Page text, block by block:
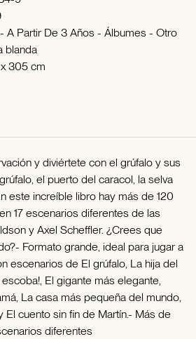
A Partir De 3 Años - Álbumes - Otro
blanda
305 cm
y diviértete con el grúfalo y sus
el puerto del caracol, la selva
este increíble libro hay más de 120
17 escenarios diferentes de las
y Axel Scheffler. ¿Crees que
Formato grande, ideal para jugar a
escenarios de El grúfalo, La hija del
El gigante más elegante,
La casa más pequeña del mundo,
El cuento sin fin de Martín.- Más de
diferentes